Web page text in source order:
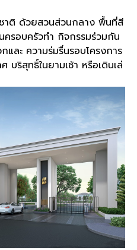
าติ ด้วยสวนส่วนกลาง พื้นที่สี
ครอบครัวทำ กิจกรรมร่วมกัน
ละ ความร่มรื่นรอบโครงการ
ริสุทธิ์ในยามเช้า หรือเดินเล่